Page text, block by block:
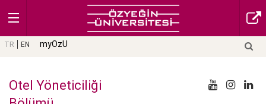
TR EN myOzU
Otel Yöneticiliği